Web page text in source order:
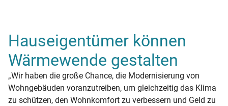
Hauseigentümer können
Wärmewende gestalten
„Wir haben die große Chance, die Modernisierung von
Wohngebäuden voranzutreiben, um gleichzeitig das Klima
zu schützen, den Wohnkomfort zu verbessern und Geld zu